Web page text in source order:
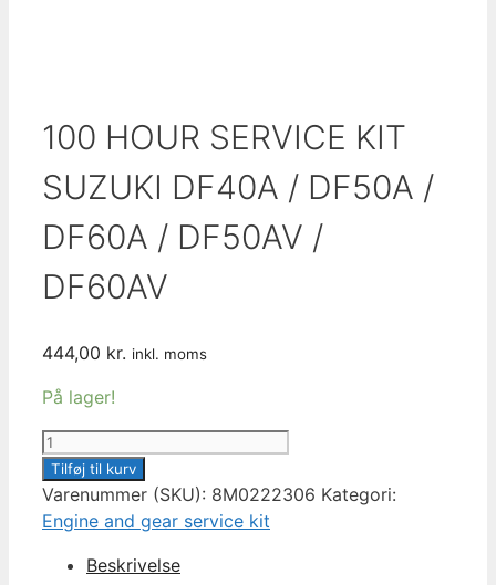
100 HOUR SERVICE KIT
SUZUKI DF40A / DF50A /
DF60A / DF50AV /
DF60AV
444,00 kr. inkl. moms
På lager!
100
HOUR
SERVICE
KIT
DF40A
Tilføj til kurv
Varenummer (SKU): 8M0222306 Kategori:
Engine and gear service kit
Beskrivelse